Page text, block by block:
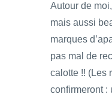
Autour de
mais aussi
marques
pas mal de
calotte !! (Les
confirmeront :